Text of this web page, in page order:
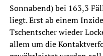
Sonnabend) bei 163,3
liegt. Erst ab einem
Tschentscher wieder
allem um die